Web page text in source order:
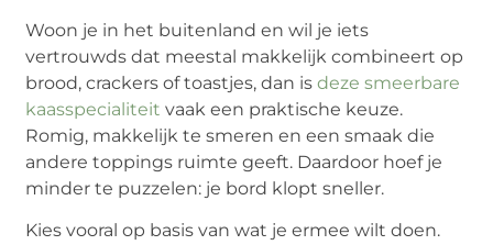
Woon je in het buitenland en wil je iets
vertrouwds dat meestal makkelijk combineert op
brood, crackers of toastjes, dan isdeze smeerbare
kaasspecialiteit vaak een praktische keuze.
Romig, makkelijk te smeren en een smaak die
andere toppings ruimte geeft. Daardoor hoef je
minder te puzzelen: je bord klopt sneller.
Kies vooral op basis van wat je ermee wilt doen.